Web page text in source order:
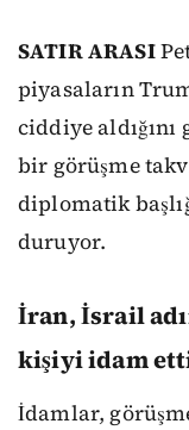
SATIR ARASI
piyasaların
ciddiye
bir görüşme
diplomatik
duruyor.
İran, İsrail
kişiyi idam
İdamlar,